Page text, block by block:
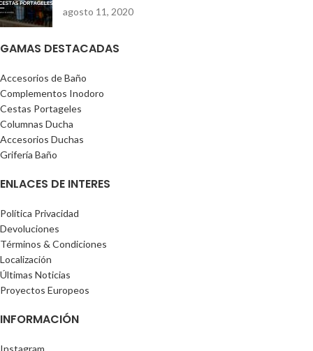
agosto 11, 2020
GAMAS DESTACADAS
Accesorios de Baño
Complementos Inodoro
Cestas Portageles
Columnas Ducha
Accesorios Duchas
Grifería Baño
ENLACES DE INTERES
Política Privacidad
Devoluciones
Términos & Condiciones
Localización
Últimas Noticias
Proyectos Europeos
INFORMACIÓN